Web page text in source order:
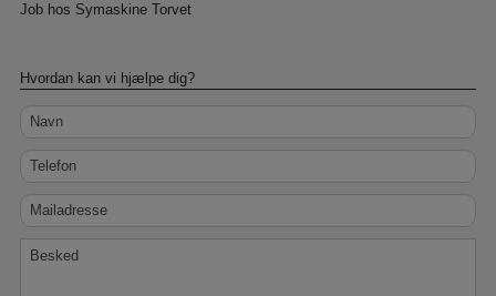
Job hos Symaskine Torvet
Hvordan kan vi hjælpe dig?
Navn
Telefon
Mailadresse
Besked